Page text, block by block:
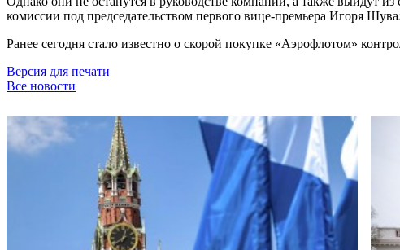
комиссии под председательством первого вице-премьера Игоря
Ранее сегодня стало известно о скорой покупке «Аэрофлотом»
Версия для печати
Все новости